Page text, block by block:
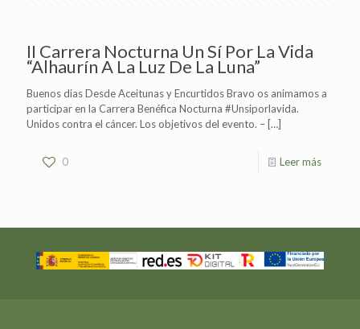
II Carrera Nocturna Un Sí Por La Vida
“Alhaurín A La Luz De La Luna”
Buenos dias Desde Aceitunas y Encurtidos Bravo os animamos a
participar en la Carrera Benéfica Nocturna #Unsiporlavida.
Unidos contra el cáncer. Los objetivos del evento. – […]
0 Leer más